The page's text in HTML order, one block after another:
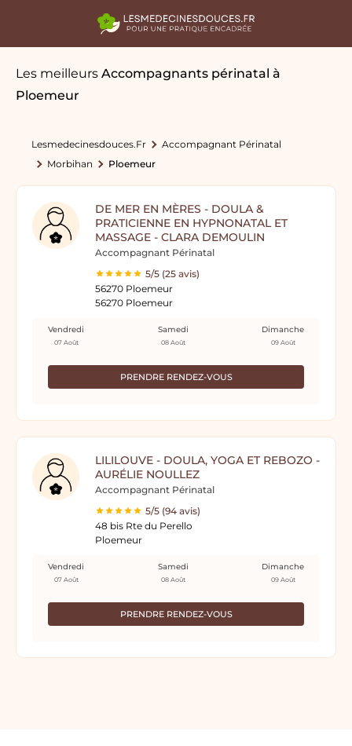
Les meilleurs Accompagnants périnatal à
Ploemeur
Lesmedecinesdouces.fr
Accompagnant Périnatal
Morbihan
Ploemeur
DE MER EN MÈRES - DOULA &
PRATICIENNE EN HYPNONATAL ET
MASSAGE - CLARA DEMOULIN
Accompagnant Périnatal
5/5 (25 avis)
56270 Ploemeur
56270 Ploemeur
PRENDRE RENDEZ-VOUS
Vendredi
07 Août
Samedi
08 Août
Dimanche
09 Août
LILILOUVE - DOULA, YOGA ET REBOZO -
AURÉLIE NOULLEZ
Accompagnant Périnatal
5/5 (94 avis)
48 bis Rte du Perello
Ploemeur
PRENDRE RENDEZ-VOUS
Vendredi
07 Août
Samedi
08 Août
Dimanche
09 Août